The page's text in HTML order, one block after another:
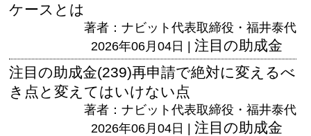
ケースとは
著者：ナビット代表取締役・福井泰代
2026年06月04日 | 注目の助成金
注目の助成金(239)再申請で絶対に変えるべ
き点と変えてはいけない点
著者：ナビット代表取締役・福井泰代
2026年06月04日 | 注目の助成金